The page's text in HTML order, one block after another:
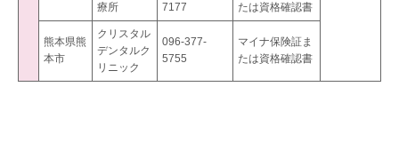
療所
7177
たは資格確認書
熊本県熊
本市
クリスタル
デンタルク
リニック
096-377-
5755
マイナ保険証ま
たは資格確認書